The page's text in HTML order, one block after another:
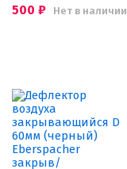
500 ₽ Нет в наличии